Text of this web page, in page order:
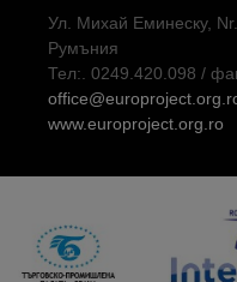
Ул. Михай Еминеску,
Румъния
Тел:. 0249.420.098 /
www.europroject.org.ro